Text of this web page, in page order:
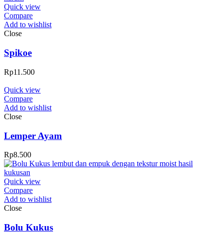
Quick view
Compare
Add to wishlist
Close
Spikoe
Rp11.500
Quick view
Compare
Add to wishlist
Close
Lemper Ayam
Rp8.500
Quick view
Compare
Add to wishlist
Close
Bolu Kukus